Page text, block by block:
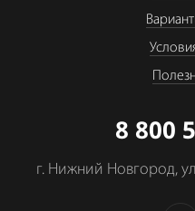
8 800
г. Нижний Новгород,